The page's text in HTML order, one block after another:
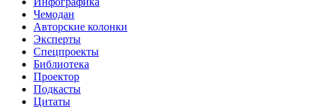
Чемодан
Авторские колонки
Эксперты
Спецпроекты
Библиотека
Проектор
Подкасты
Цитаты